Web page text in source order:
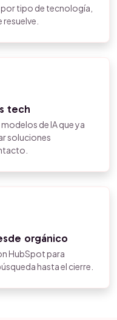
tipo de tecnología,
tech
de IA que ya
soluciones
orgánico
HubSpot para
hasta el cierre.